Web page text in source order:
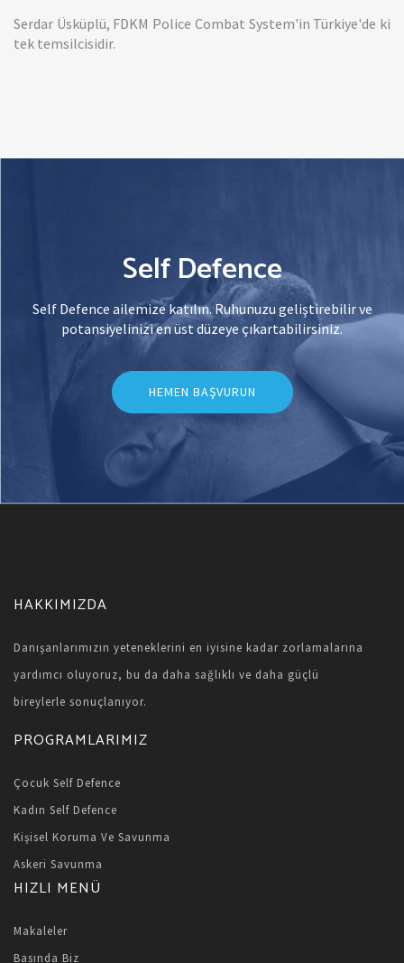
Serdar Üsküplü, FDKM Police Combat System'in Türkiye'de ki
tek temsilcisidir.
Self Defence
Self Defence ailemize katılın. Ruhunuzu geliştirebilir ve
potansiyelinizi en üst düzeye çıkartabilirsiniz.
HEMEN BAŞVURUN
HAKKIMIZDA
Danışanlarımızın yeteneklerini en iyisine kadar zorlamalarına
yardımcı oluyoruz, bu da daha sağlıklı ve daha güçlü
bireylerle sonuçlanıyor.
PROGRAMLARIMIZ
Çocuk Self Defence
Kadın Self Defence
Kişisel Koruma Ve Savunma
Askeri Savunma
HIZLI MENÜ
Makaleler
Basında Biz